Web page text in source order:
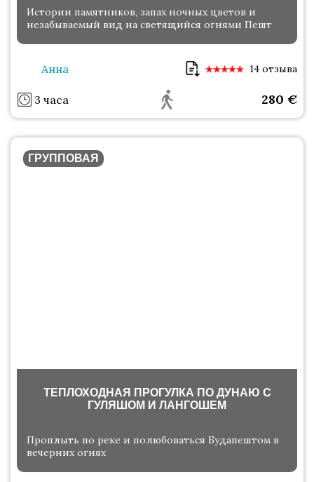
Истории памятников, запах ночных цветов и
незабываемый вид на светящийся огнями Пешт
Анна 14 отзыва
3 часа 280 €
ГРУППОВАЯ
ТЕПЛОХОДНАЯ ПРОГУЛКА ПО ДУНАЮ С
ГУЛЯШОМ И ЛАНГОШЕМ
Проплыть по реке и полюбоваться Будапештом в
вечерних огнях